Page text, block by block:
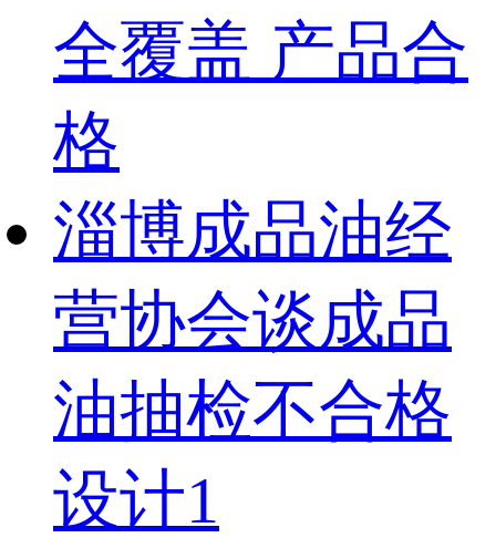
全覆盖 产品合
格
淄博成品油经
营协会谈成品
油抽检不合格
设计1